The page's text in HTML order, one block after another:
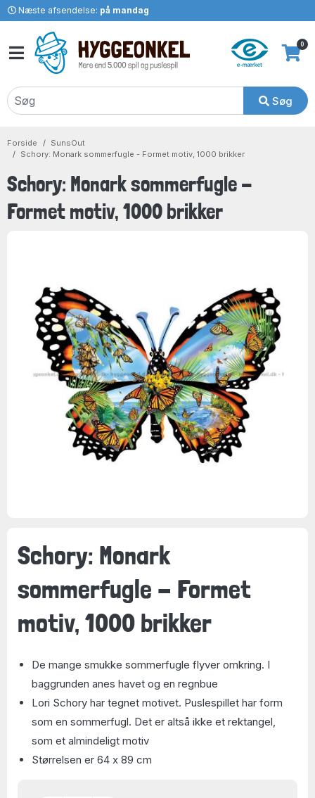
Næste afsendelse: på mandag
Søg
0
Forside
SunsOut
Schory: Monark sommerfugle - Formet motiv, 1000 brikker
Schory: Monark sommerfugle -
Formet motiv, 1000 brikker
Schory: Monark
sommerfugle - Formet
motiv, 1000 brikker
De mange smukke sommerfugle flyver omkring. I
baggrunden anes havet og en regnbue
Lori Schory har tegnet motivet. Puslespillet har form
som en sommerfugl. Det er altså ikke et rektangel,
som et almindeligt motiv
Størrelsen er 64 x 89 cm